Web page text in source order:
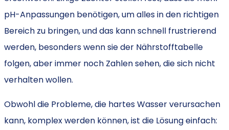
pH-Anpassungen benötigen, um alles in den richtigen
Bereich zu bringen, und das kann schnell frustrierend
werden, besonders wenn sie der Nährstofftabelle
folgen, aber immer noch Zahlen sehen, die sich nicht
verhalten wollen.
Obwohl die Probleme, die hartes Wasser verursachen
kann, komplex werden können, ist die Lösung einfach: